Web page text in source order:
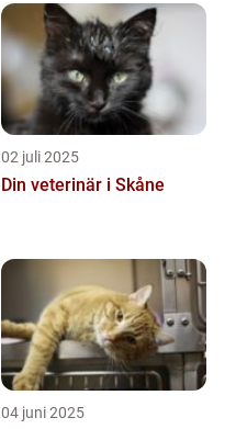
02 juli 2025
Din veterinär i Skåne
04 juni 2025